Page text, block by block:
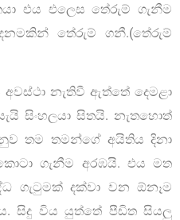
එය එලෙස තේරුම් ගැනීම
තේරුම් ගනී.(තේරුම්
අවස්ථා නැතිවී ඇත්තේ දෙමළා
සිංහලයා සිතයි. නැතහොත්
තම තමන්ගේ අයිතිය දිනා
ගැනීම අරඹයි. එය මත
ගැටුමක් දක්වා වන ඕනෑම
සිදු විය යුත්තේ පීඩිත සියලු